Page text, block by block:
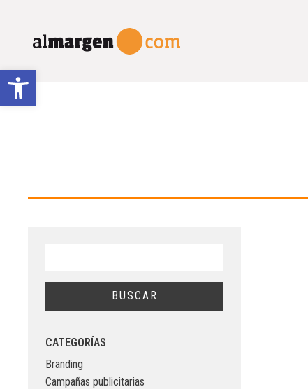
Abrir barra de herramientas
CATEGORÍAS
Branding
Campañas publicitarias